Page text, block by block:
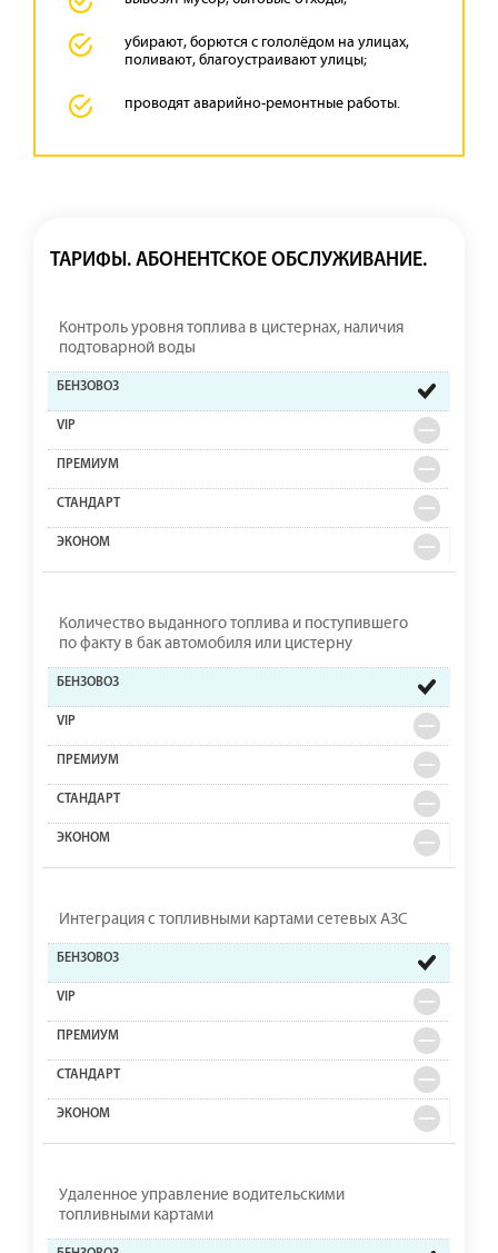
убирают, борются с гололёдом на улицах,
поливают, благоустраивают улицы;
проводят аварийно-ремонтные работы.
ТАРИФЫ. АБОНЕНТСКОЕ ОБСЛУЖИВАНИЕ.
Контроль уровня топлива в цистернах, наличия
подтоварной воды
Количество выданного топлива и поступившего
по факту в бак автомобиля или цистерну
Интеграция с топливными картами сетевых АЗС
Удаленное управление водительскими
топливными картами